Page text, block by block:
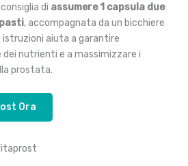
di assumere 1 capsula due
, accompagnata da un bicchiere
istruzioni aiuta a garantire
dei nutrienti e a massimizzare i
prostata.
Ora